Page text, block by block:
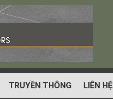
TRUYỀN THÔNG LIÊN HỆ